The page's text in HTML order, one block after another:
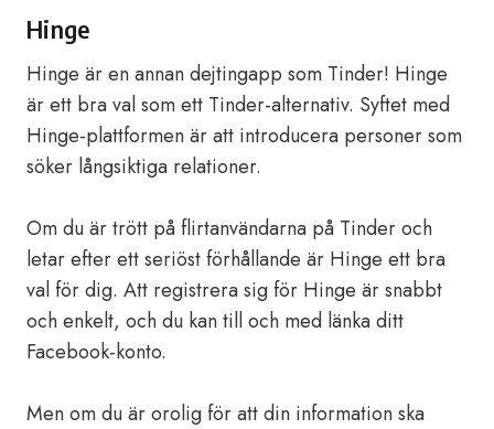
Hinge
Hinge är en annan dejtingapp som Tinder! Hinge
är ett bra val som ett Tinder-alternativ. Syftet med
Hinge-plattformen är att introducera personer som
söker långsiktiga relationer.
Om du är trött på flirtanvändarna på Tinder och
letar efter ett seriöst förhållande är Hinge ett bra
val för dig. Att registrera sig för Hinge är snabbt
och enkelt, och du kan till och med länka ditt
Facebook-konto.
Men om du är orolig för att din information ska